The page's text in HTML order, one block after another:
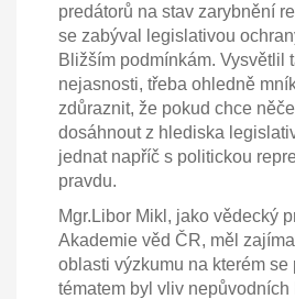
predátorů na stav zarybnění
se zabýval legislativou
Bližším podmínkám. Vysvětlil
nejasnosti, třeba ohledně
zdůraznit, že pokud chce
dosáhnout z hlediska
jednat napříč s politickou
pravdu.
Mgr.Libor Mikl, jako vědecký
Akademie věd ČR, měl
oblasti výzkumu na kterém se
tématem byl vliv